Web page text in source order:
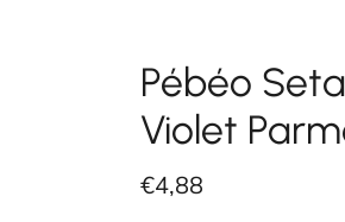
Pébéo
Violet
Prix actuel
€4,88